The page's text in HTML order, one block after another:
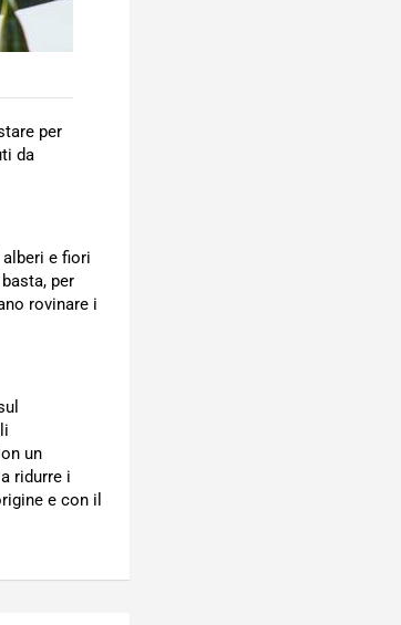
per
da
e fiori
per
rovinare i
un
ridurre i
e con il